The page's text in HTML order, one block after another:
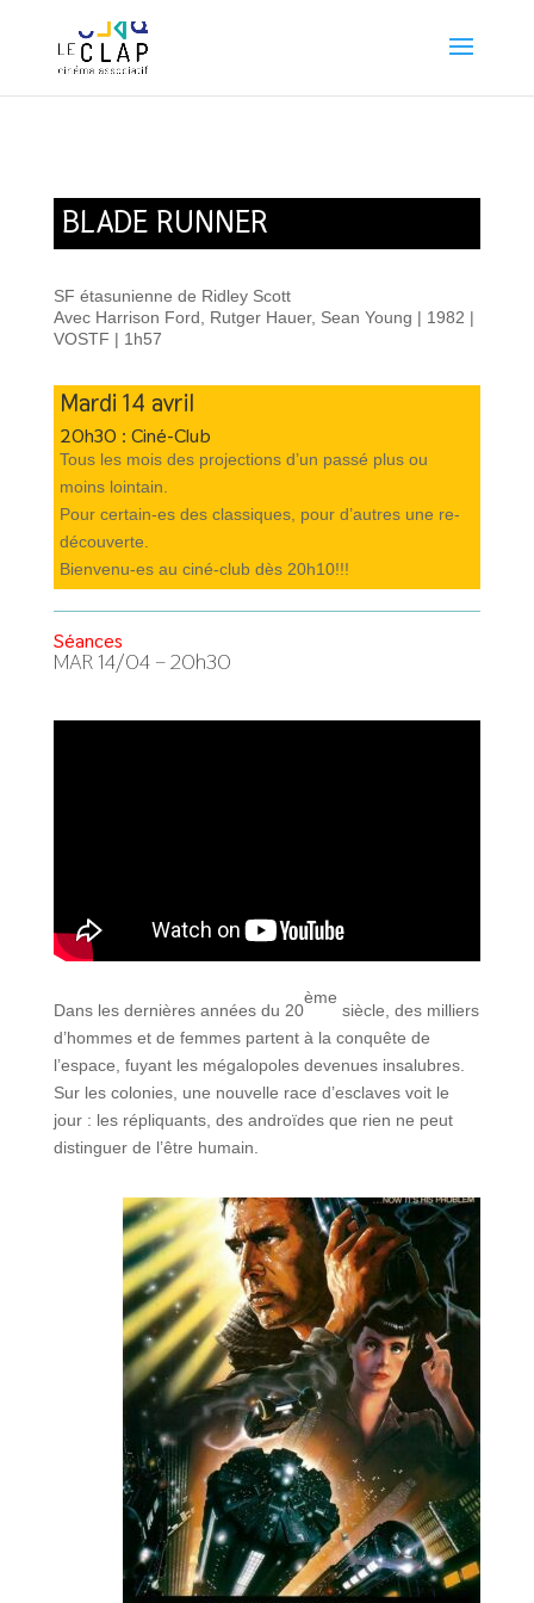
BLADE RUNNER
SF étasunienne de Ridley Scott
Avec Harrison Ford, Rutger Hauer, Sean Young | 1982 |
VOSTF | 1h57
Mardi 14 avril
20h30 : Ciné-Club
Tous les mois des projections d’un passé plus ou
moins lointain.
Pour certain-es des classiques, pour d’autres une re-
découverte.
Bienvenu-es au ciné-club dès 20h10!!!
Séances
MAR 14/04 – 20h30
Dans les dernières années du 20
ème
siècle, des milliers
d’hommes et de femmes partent à la conquête de
l’espace, fuyant les mégalopoles devenues insalubres.
Sur les colonies, une nouvelle race d’esclaves voit le
jour : les répliquants, des androïdes que rien ne peut
distinguer de l’être humain.